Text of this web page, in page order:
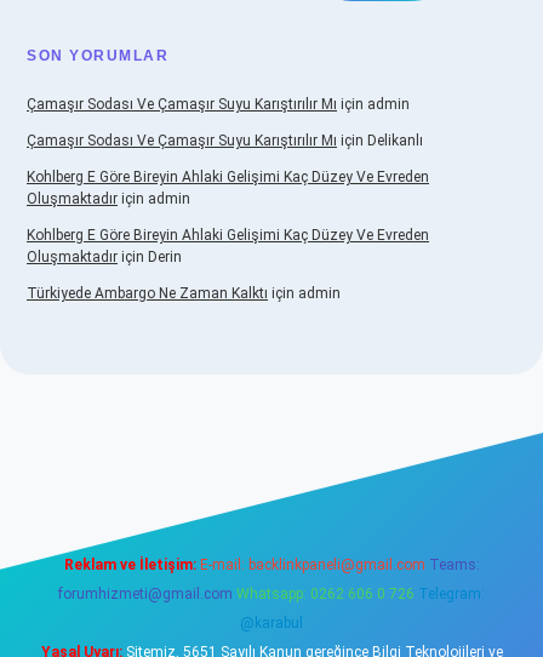
SON YORUMLAR
Çamaşır Sodası Ve Çamaşır Suyu Karıştırılır Mı için admin
Çamaşır Sodası Ve Çamaşır Suyu Karıştırılır Mı için Delikanlı
Kohlberg E Göre Bireyin Ahlaki Gelişimi Kaç Düzey Ve Evreden
Oluşmaktadır için admin
Kohlberg E Göre Bireyin Ahlaki Gelişimi Kaç Düzey Ve Evreden
Oluşmaktadır için Derin
Türkiyede Ambargo Ne Zaman Kalktı için admin
Reklam ve İletişim: E-mail: backlinkpaneli@gmail.com Teams:
forumhizmeti@gmail.com Whatsapp: 0262 606 0 726 Telegram:
@karabul
Yasal Uyarı:Sitemiz, 5651 Sayılı Kanun gereğince Bilgi Teknolojileri ve